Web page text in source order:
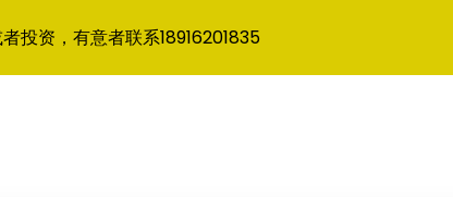
投资，有意者联系18916201835